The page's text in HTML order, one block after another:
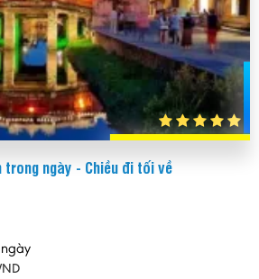
trong ngày - Chiều đi tối về